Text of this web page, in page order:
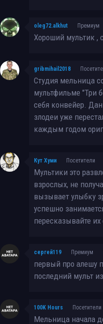
oleg72.alkhut Премиум
Хороший мультик ,
gribmihail2018
Студия мельница
мультфильме "Три
себя конвейер.
злодеи уже
каждым годом
Кут Хуми Посетители
Мультики это
взрослых, не
вызывает улыбку
успешно
пересказывайте
сергей119 Премиум
первый про алешу
последний мульт
100K Hours Посетители
Мельница начала